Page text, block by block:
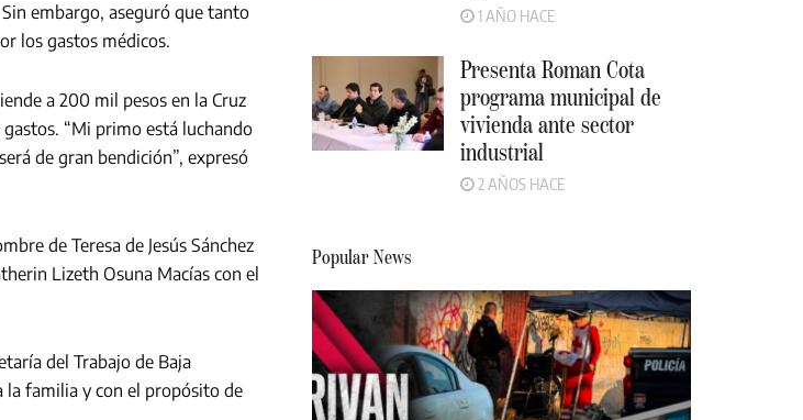
embargo, aseguró que tanto
los gastos médicos.
a 200 mil pesos en la Cruz
“Mi primo está luchando
de gran bendición”, expresó
de Teresa de Jesús Sánchez
Lizeth Osuna Macías con el
del Trabajo de Baja
la familia y con el propósito de
1 AÑO HACE
Presenta Roman Cota
programa municipal de
vivienda ante sector
industrial
2 AÑOS HACE
Popular News